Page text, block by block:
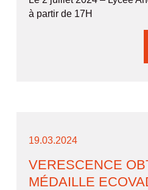
à partir de 17H
19.03.2024
VERESCENCE
MÉDAILLE